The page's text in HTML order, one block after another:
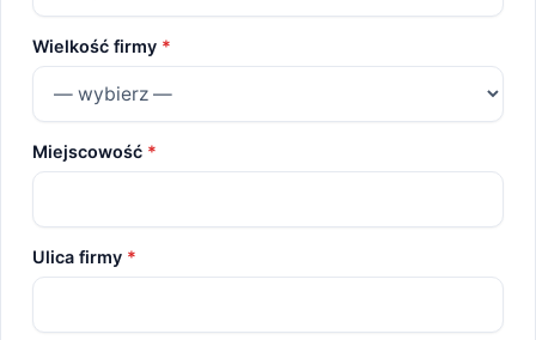
Wielkość firmy *
Miejscowość *
Ulica firmy *